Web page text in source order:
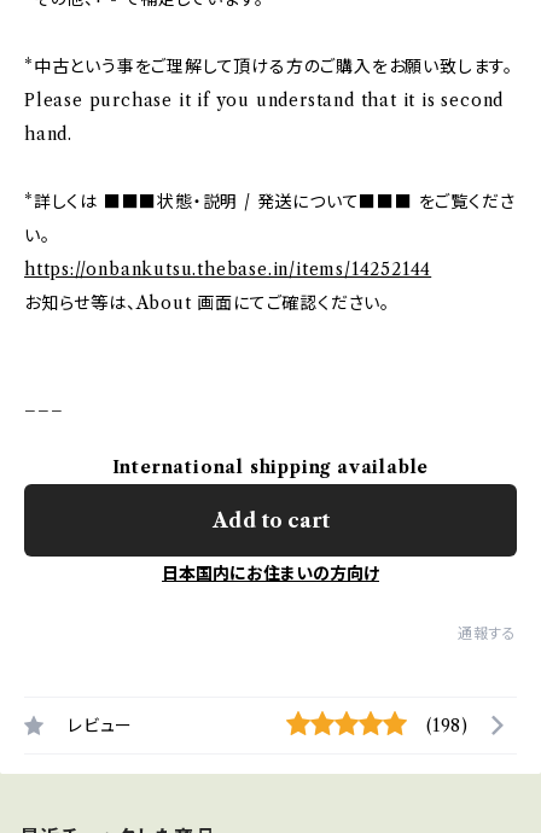
*中古という事をご理解して頂ける方のご購入をお願い致します。
Please purchase it if you understand that it is second
hand.
*詳しくは ■■■状態・説明 / 発送について■■■ をご覧くださ
い。
https://onbankutsu.thebase.in/items/14252144
お知らせ等は、About 画面にてご確認ください。
International shipping available
Add to cart
日本国内にお住まいの方向け
通報する
レビュー (198)